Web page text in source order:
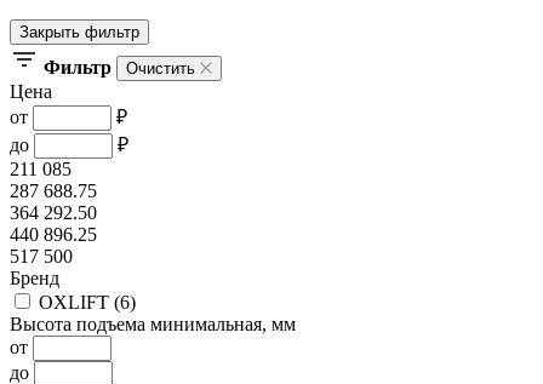
Закрыть фильтр
Фильтр Очистить
Цена
от
₽
до
₽
211 085
287 688.75
364 292.50
440 896.25
517 500
Бренд
OXLIFT (6)
Высота подъема минимальная, мм
от
до